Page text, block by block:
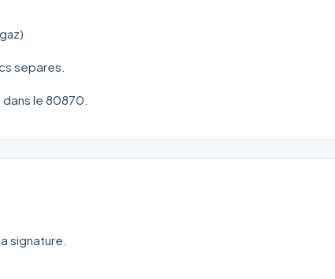
separes.
le 80870.
signature.